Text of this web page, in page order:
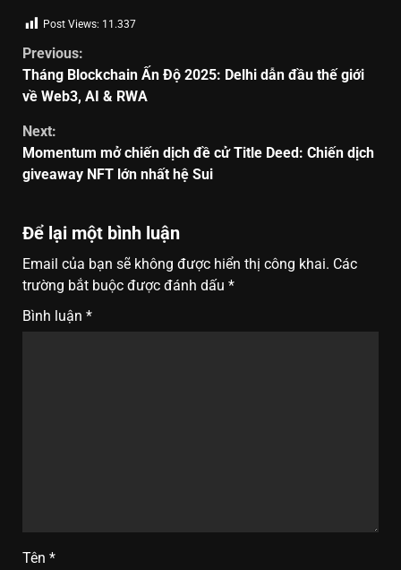
Post Views: 11.337
Previous:
Tháng Blockchain Ấn Độ 2025: Delhi dẫn đầu thế giới
về Web3, AI & RWA
Next:
Momentum mở chiến dịch đề cử Title Deed: Chiến dịch
giveaway NFT lớn nhất hệ Sui
Để lại một bình luận
Email của bạn sẽ không được hiển thị công khai. Các
trường bắt buộc được đánh dấu *
Bình luận *
Tên *